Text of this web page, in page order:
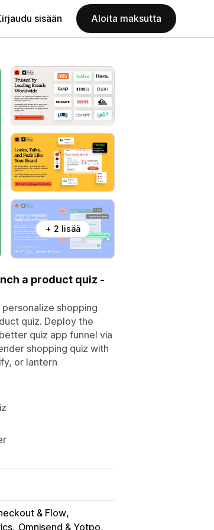
sisään Aloita maksutta
+ 2 lisää
a product quiz -
shopping
quiz. Deploy the
quiz app funnel via
shopping quiz with
or lantern
& Flow
Omnisend & Yotpo